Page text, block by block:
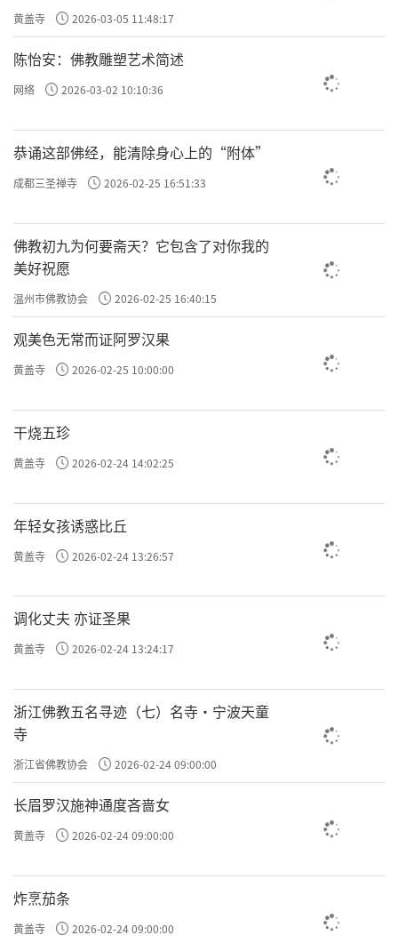
黄盖寺 2026-03-05 11:48:17
陈怡安：佛教雕塑艺术简述
网络 2026-03-02 10:10:36
恭诵这部佛经，能清除身心上的“附体”
成都三圣禅寺 2026-02-25 16:51:33
佛教初九为何要斋天？它包含了对你我的
美好祝愿
温州市佛教协会 2026-02-25 16:40:15
观美色无常而证阿罗汉果
黄盖寺 2026-02-25 10:00:00
干烧五珍
黄盖寺 2026-02-24 14:02:25
年轻女孩诱惑比丘
黄盖寺 2026-02-24 13:26:57
调化丈夫 亦证圣果
黄盖寺 2026-02-24 13:24:17
浙江佛教五名寻迹（七）名寺·宁波天童
寺
浙江省佛教协会 2026-02-24 09:00:00
长眉罗汉施神通度吝啬女
黄盖寺 2026-02-24 09:00:00
炸烹茄条
黄盖寺 2026-02-24 09:00:00